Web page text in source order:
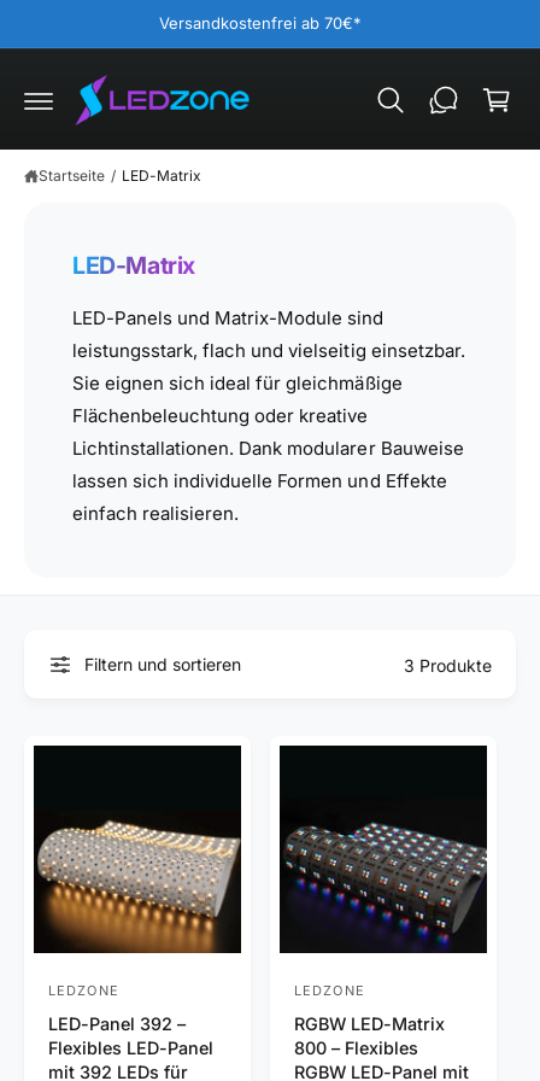
I
A
Versandkostenfrei ab 70€*
e
k
o
Startseite / LED-Matrix
LED-Matrix
LED-Panels und Matrix-Module sind
leistungsstark, flach und vielseitig einsetzbar.
Sie eignen sich ideal für gleichmäßige
Flächenbeleuchtung oder kreative
Lichtinstallationen. Dank modularer Bauweise
lassen sich individuelle Formen und Effekte
einfach realisieren.
Filtern und sortieren 3 Produkte
A
n
b
LEDZONE
LED-Panel 392 –
Flexibles LED-Panel
mit 392 LEDs für
A
n
b
LEDZONE
RGBW LED-Matrix
800 – Flexibles
RGBW LED-Panel mit